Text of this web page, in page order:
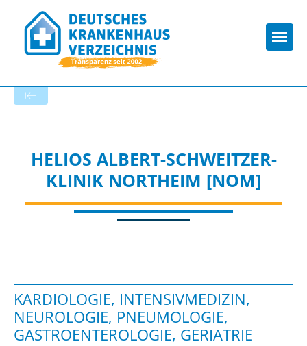
HELIOS ALBERT-SCHWEITZER-
KLINIK NORTHEIM [NOM]
KARDIOLOGIE, INTENSIVMEDIZIN,
NEUROLOGIE, PNEUMOLOGIE,
GASTROENTEROLOGIE, GERIATRIE